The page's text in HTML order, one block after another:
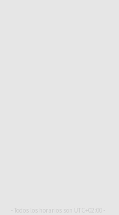
- Todos los horarios son UTC+02:00